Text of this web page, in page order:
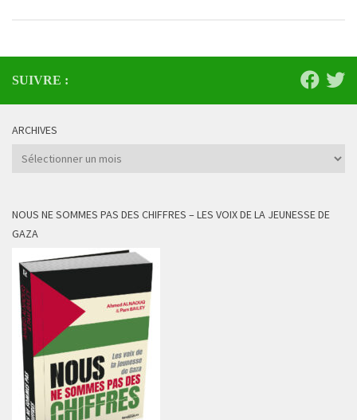
SUIVRE :
ARCHIVES
Archives
NOUS NE SOMMES PAS DES CHIFFRES – LES VOIX DE LA JEUNESSE DE
GAZA